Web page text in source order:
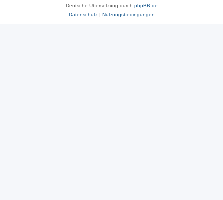
Deutsche Übersetzung durch phpBB.de
Datenschutz| Nutzungsbedingungen